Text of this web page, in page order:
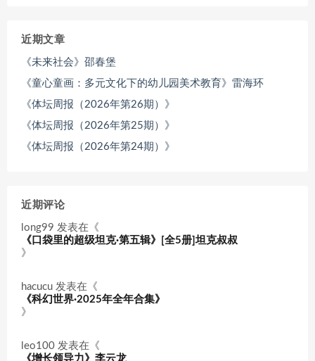
近期文章
《未来社会》邵春堡
《童心童画：多元文化下的幼儿园美术教育》雷海环
《体坛周报（2026年第26期）》
《体坛周报（2026年第25期）》
《体坛周报（2026年第24期）》
近期评论
long99 发表在《
《口袋里的超级坦克·第五辑》[全5册]坦克叔叔
》
hacucu 发表在《
《科幻世界·2025年全年合集》
》
leo100 发表在《
《增长领导力》李云龙